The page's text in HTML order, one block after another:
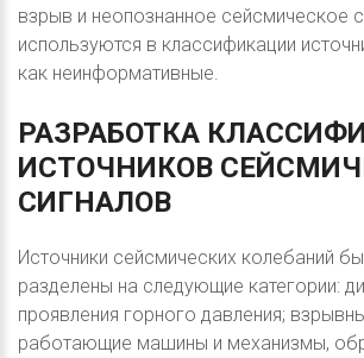
взрыв и неопознанное сейсмическое
используются в классификации
как неинформативные.
РАЗРАБОТКА
ИСТОЧНИКОВ
СИГНАЛОВ
Источники сейсмических колебаний
разделены на следующие категории:
проявления горного давления;
работающие машины и механизмы,